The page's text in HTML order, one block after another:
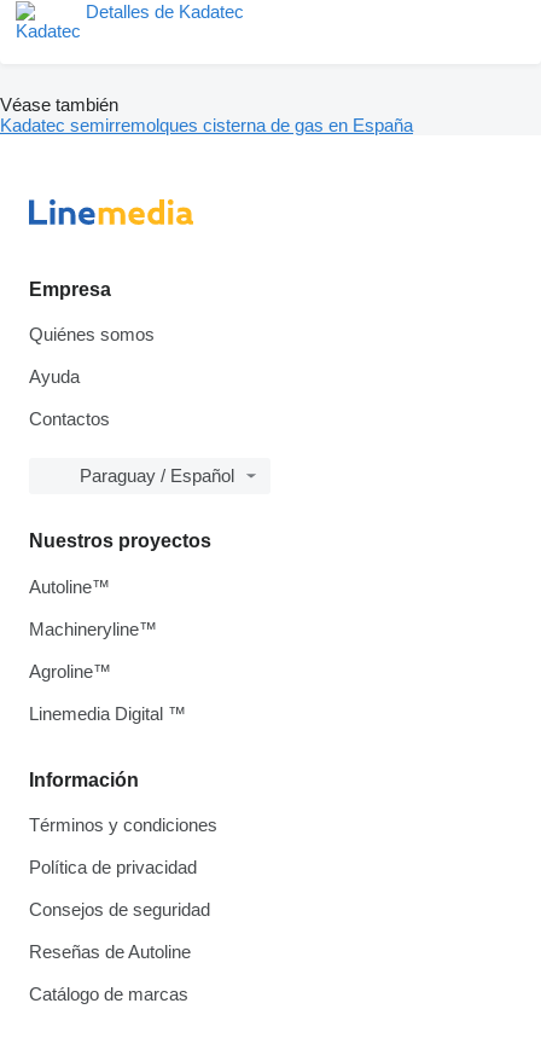
Detalles de Kadatec
Véase también
Kadatec semirremolques cisterna de gas en España
Empresa
Quiénes somos
Ayuda
Contactos
Paraguay / Español
Información
Términos y condiciones
Política de privacidad
Consejos de seguridad
Reseñas de Autoline
Catálogo de marcas
Nuestros proyectos
Autoline™
Machineryline™
Agroline™
Linemedia Digital ™